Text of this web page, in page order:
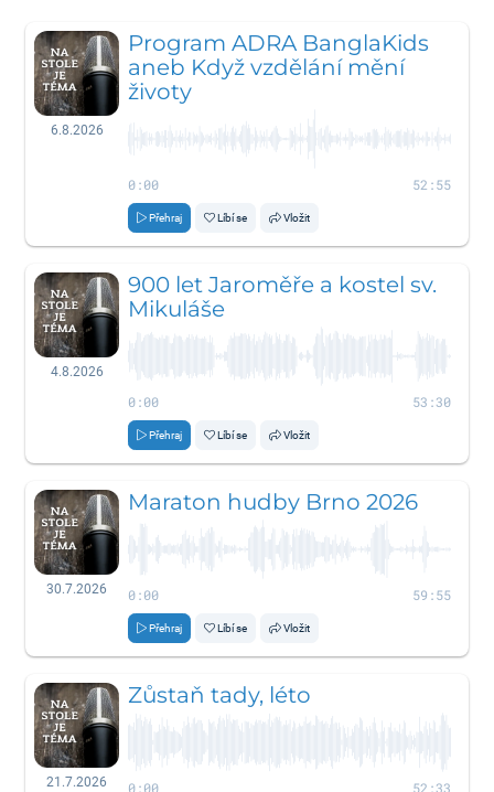
6.8.2026
Program ADRA BanglaKids
aneb Když vzdělání mění
životy
0:00 52:55
Přehraj Líbí se Vložit
4.8.2026
900 let Jaroměře a kostel sv.
Mikuláše
0:00 53:30
Přehraj Líbí se Vložit
30.7.2026
Maraton hudby Brno 2026
0:00 59:55
Přehraj Líbí se Vložit
21.7.2026
Zůstaň tady, léto
0:00 52:33